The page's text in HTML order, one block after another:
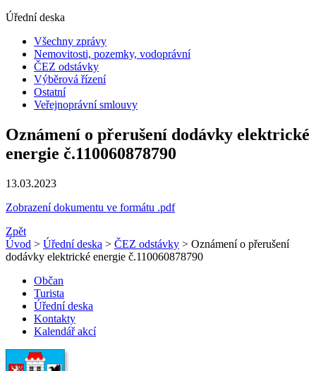
Úřední deska
Všechny zprávy
Nemovitosti, pozemky, vodoprávní
ČEZ odstávky
Výběrová řízení
Ostatní
Veřejnoprávní smlouvy
Oznámení o přerušení dodávky elektrické
energie č.110060878790
13.03.2023
Zobrazení dokumentu ve formátu .pdf
Zpět
Úvod > Úřední deska > ČEZ odstávky > Oznámení o přerušení
dodávky elektrické energie č.110060878790
Občan
Turista
Úřední deska
Kontakty
Kalendář akcí